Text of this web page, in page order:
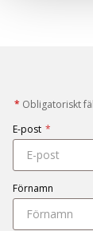
* Obligatoriskt
E-post *
Förnamn